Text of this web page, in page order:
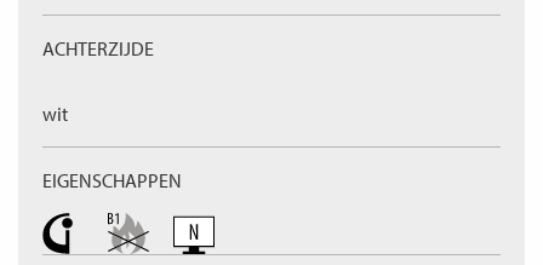
ACHTERZIJDE
wit
EIGENSCHAPPEN